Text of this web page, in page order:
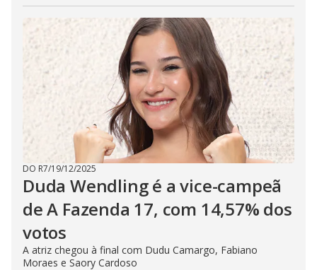
DO R7/19/12/2025
Duda Wendling é a vice-campeã
de A Fazenda 17, com 14,57% dos
votos
A atriz chegou à final com Dudu Camargo, Fabiano
Moraes e Saory Cardoso